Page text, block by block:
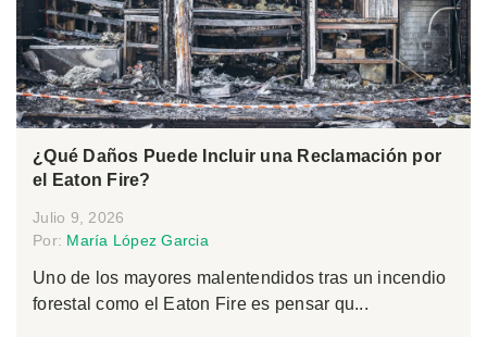
¿Qué Daños Puede Incluir una Reclamación por
el Eaton Fire?
Julio 9, 2026
Por: María López Garcia
Uno de los mayores malentendidos tras un incendio
forestal como el Eaton Fire es pensar qu...